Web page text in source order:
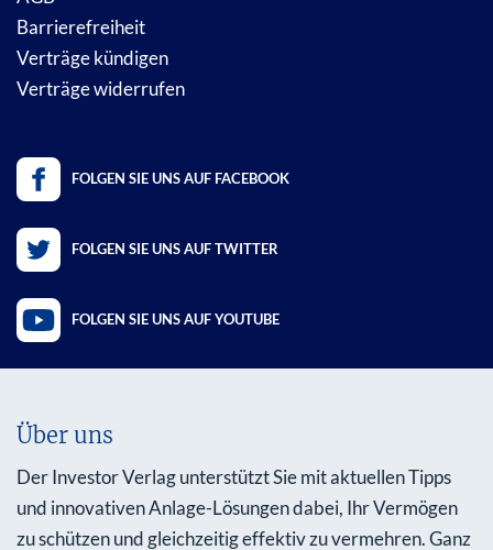
Barrierefreiheit
Verträge kündigen
Verträge widerrufen
FOLGEN SIE UNS AUF FACEBOOK
FOLGEN SIE UNS AUF TWITTER
FOLGEN SIE UNS AUF YOUTUBE
Über uns
Der Investor Verlag unterstützt Sie mit aktuellen Tipps
und innovativen Anlage-Lösungen dabei, Ihr Vermögen
zu schützen und gleichzeitig effektiv zu vermehren. Ganz